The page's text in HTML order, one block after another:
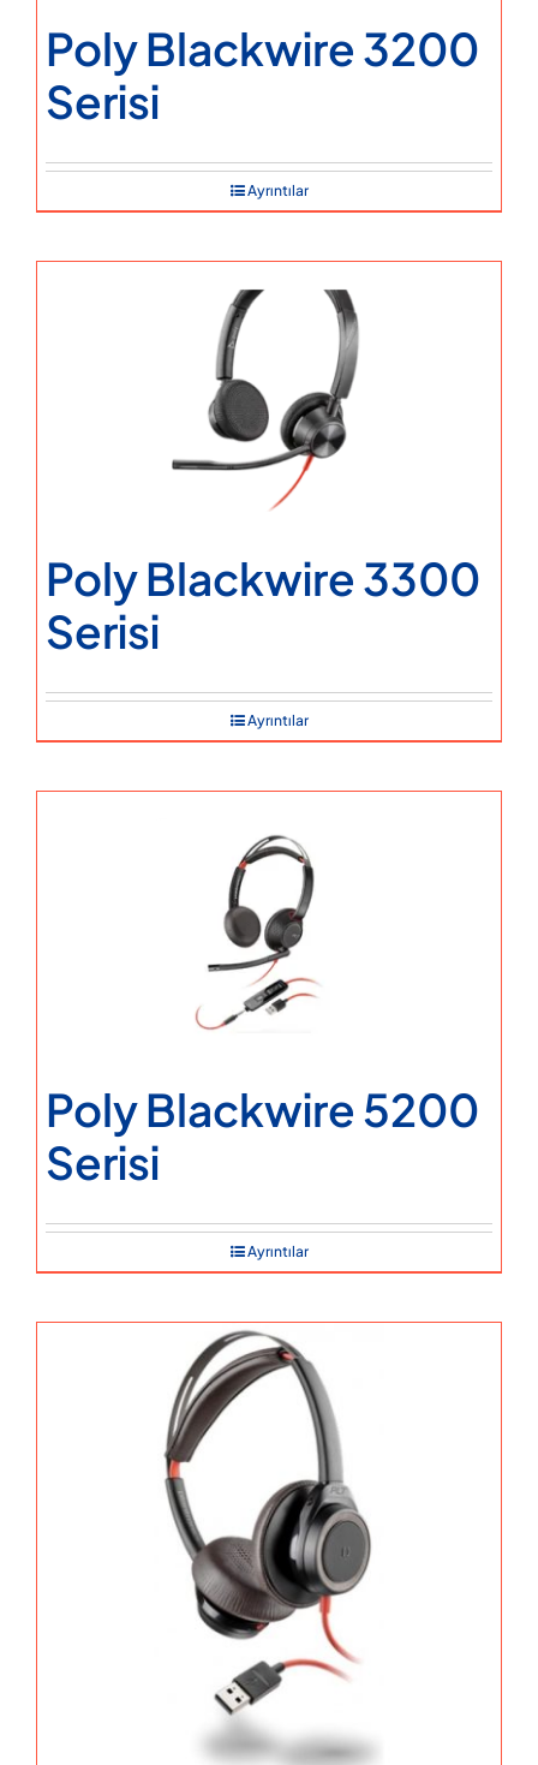
Poly Blackwire 3200
Serisi
Ayrıntılar
Poly Blackwire 3300
Serisi
Ayrıntılar
Poly Blackwire 5200
Serisi
Ayrıntılar